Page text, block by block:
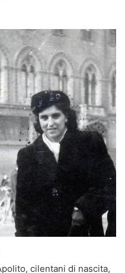
cilentani di nascita,